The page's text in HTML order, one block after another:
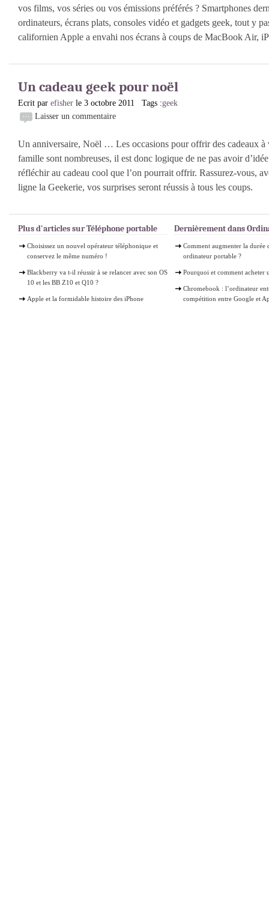
vos films, vos séries ou vos émissions préférés ? Smartphones
ordinateurs, écrans plats, consoles vidéo et gadgets geek, tout y
californien Apple a envahi nos écrans à coups de MacBook Air,
Un cadeau geek pour noël
Ecrit par efisher le 3 octobre 2011 Tags :geek
Laisser un commentaire
Un anniversaire, Noël … Les occasions pour offrir des cadeaux à
famille sont nombreuses, il est donc logique de ne pas avoir
réfléchir au cadeau cool que l’on pourrait offrir. Rassurez-vous,
ligne la Geekerie, vos surprises seront réussis à tous les coups.
Plus d'articles sur Téléphone portable
Choisissez un nouvel opérateur téléphonique et
conservez le même numéro !
Blackberry va t-il réussir à se relancer avec son OS
10 et les BB Z10 et Q10 ?
Apple et la formidable histoire des iPhone
Dernièrement dans
Comment augmenter la durée
ordinateur portable ?
Pourquoi et comment acheter
Chromebook : l’ordinateur
compétition entre Google et